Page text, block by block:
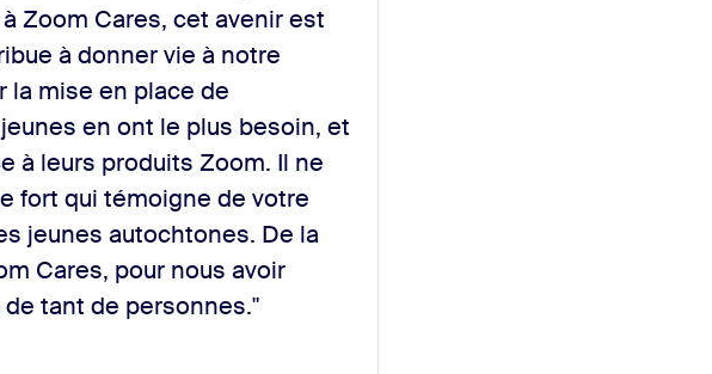
Zoom Cares, cet avenir est
à donner vie à notre
la mise en place de
en ont le plus besoin, et
à leurs produits Zoom. Il ne
fort qui témoigne de votre
jeunes autochtones. De la
Cares, pour nous avoir
tant de personnes."